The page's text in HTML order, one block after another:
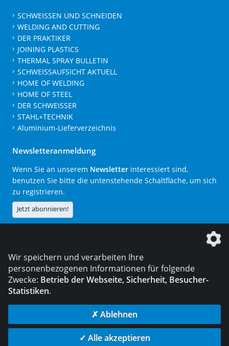
SCHWEISSEN UND SCHNEIDEN
WELDING AND CUTTING
DER PRAKTIKER
JOINING PLASTICS
THERMAL SPRAY BULLETIN
SCHWEISSAUFSICHT AKTUELL
HOME OF WELDING
HOME OF STEEL
DER SCHWEISSER
STAHL+TECHNIK
Aluminium-Lieferverzeichnis
Newsletteranmeldung
Wenn Sie an unserem Newsletter interessiert sind,
benutzen Sie bitte die untenstehende Schaltfläche, um sich
zu registrieren.
Jetzt abonnieren!
Die DVS Media GmbH ist ein Unternehmen der
© 2026 DVS Media GmbH
Wir speichern und verarbeiten Ihre
personenbezogenen Informationen für folgende
Zwecke: Betrieb der Webseite, Sicherheit, Besucher-
Statistiken.
✗ Ablehnen
✓ Alle akzeptieren